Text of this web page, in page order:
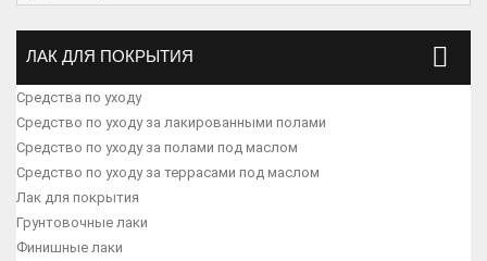
ЛАК ДЛЯ ПОКРЫТИЯ
Средства по уходу
Средство по уходу за лакированными полами
Средство по уходу за полами под маслом
Средство по уходу за террасами под маслом
Лак для покрытия
Грунтовочные лаки
Финишные лаки